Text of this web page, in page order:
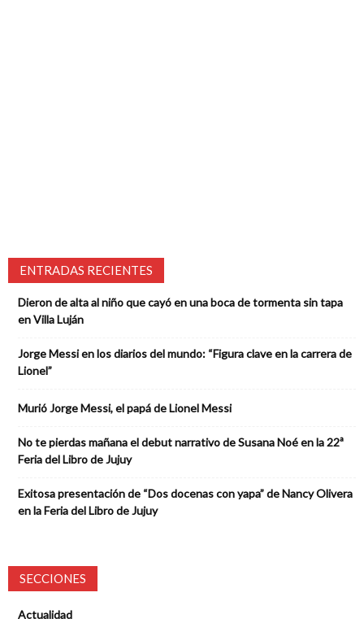
ENTRADAS RECIENTES
Dieron de alta al niño que cayó en una boca de tormenta sin tapa
en Villa Luján
Jorge Messi en los diarios del mundo: “Figura clave en la carrera de
Lionel”
Murió Jorge Messi, el papá de Lionel Messi
No te pierdas mañana el debut narrativo de Susana Noé en la 22ª
Feria del Libro de Jujuy
Exitosa presentación de “Dos docenas con yapa” de Nancy Olivera
en la Feria del Libro de Jujuy
SECCIONES
Actualidad